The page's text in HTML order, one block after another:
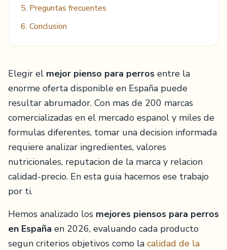
5. Preguntas frecuentes
6. Conclusion
Elegir el mejor pienso para perros entre la
enorme oferta disponible en España puede
resultar abrumador. Con mas de 200 marcas
comercializadas en el mercado espanol y miles de
formulas diferentes, tomar una decision informada
requiere analizar ingredientes, valores
nutricionales, reputacion de la marca y relacion
calidad-precio. En esta guia hacemos ese trabajo
por ti.
Hemos analizado los mejores piensos para perros
en España en 2026, evaluando cada producto
segun criterios objetivos como la calidad de la